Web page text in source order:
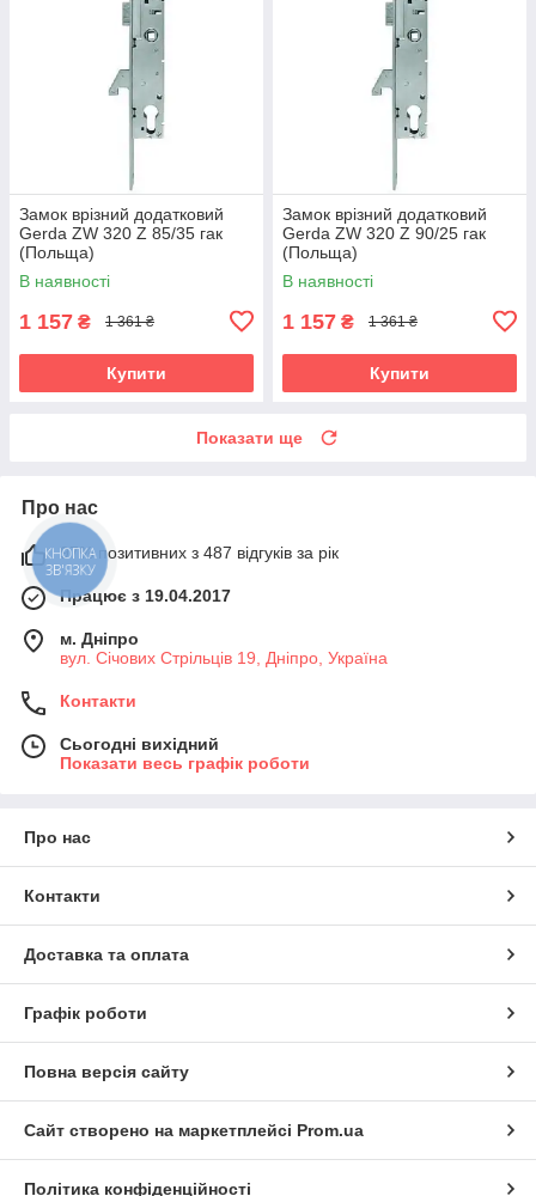
Замок врізний додатковий
Gerda ZW 320 Z 85/35 гак
(Польща)
В наявності
1 157 ₴ 1 361 ₴
Купити
Замок врізний додатковий
Gerda ZW 320 Z 90/25 гак
(Польща)
В наявності
1 157 ₴ 1 361 ₴
Купити
Показати ще
Про нас
97% позитивних з 487 відгуків за рік
Працює з 19.04.2017
м. Дніпро
вул. Січових Стрільців 19, Дніпро, Україна
Контакти
Сьогодні вихідний
Показати весь графік роботи
Про нас
Контакти
Доставка та оплата
Графік роботи
Повна версія сайту
Сайт створено на маркетплейсі Prom.ua
Політика конфіденційності
КНОПКА
ЗВ'ЯЗКУ